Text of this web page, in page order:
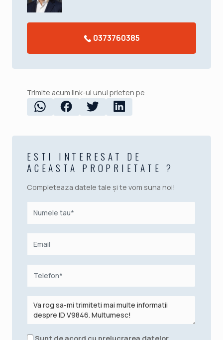
0373760385
Trimite acum link-ul unui prieten pe
ESTI INTERESAT DE
ACEASTA PROPRIETATE ?
Completeaza datele tale și te vom suna noi!